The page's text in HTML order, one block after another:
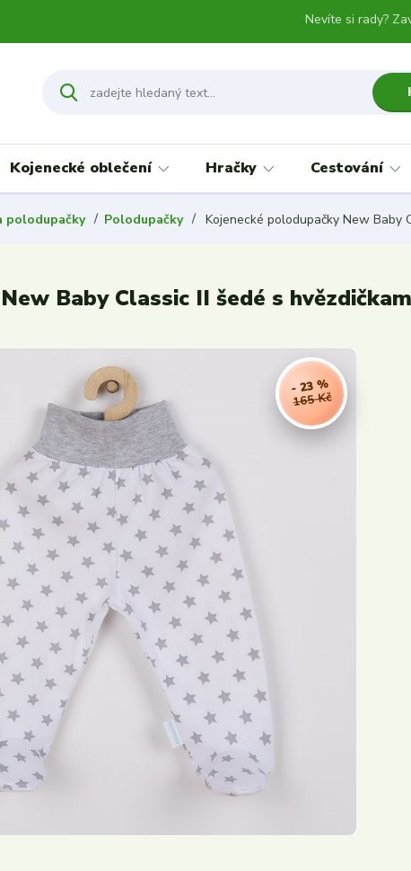
Nevíte si rady?
Kojenecké oblečení Hračky Cestování
polodupačky Polodupačky Kojenecké polodupačky New Baby
Baby Classic II šedé s
165 Kč
- 23 %